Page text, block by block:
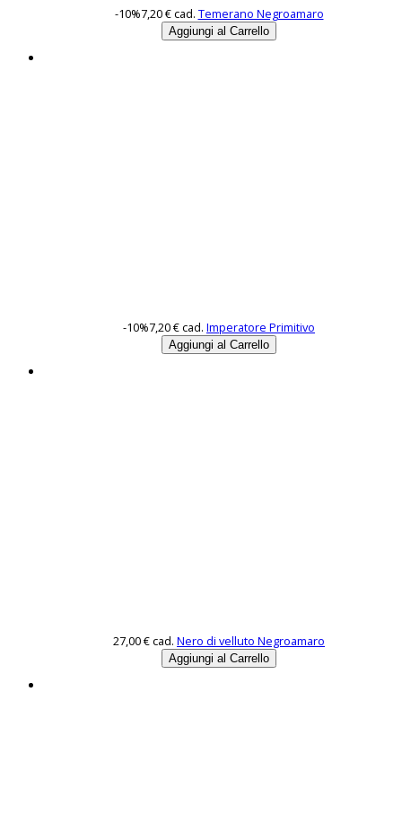
-10%7,20 €cad. Temerano Negroamaro
-10%7,20 €cad. Imperatore Primitivo
27,00 €cad. Nero di velluto Negroamaro